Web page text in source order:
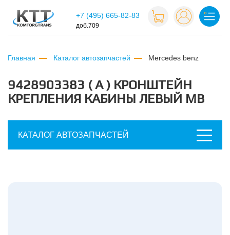
+7 (495) 665-82-83
доб.709
Главная Каталог автозапчастей mercedes benz
9428903383 ( А ) КРОНШТЕЙН
КРЕПЛЕНИЯ КАБИНЫ ЛЕВЫЙ MB
КАТАЛОГ АВТОЗАПЧАСТЕЙ